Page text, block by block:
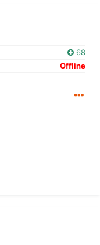
68
Offline